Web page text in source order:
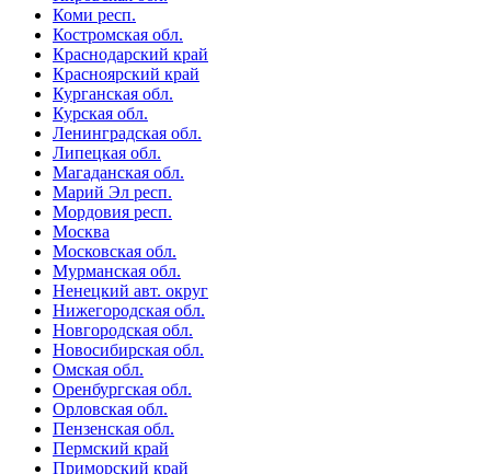
Коми респ.
Костромская обл.
Краснодарский край
Красноярский край
Курганская обл.
Курская обл.
Ленинградская обл.
Липецкая обл.
Магаданская обл.
Марий Эл респ.
Мордовия респ.
Москва
Московская обл.
Мурманская обл.
Ненецкий авт. округ
Нижегородская обл.
Новгородская обл.
Новосибирская обл.
Омская обл.
Оренбургская обл.
Орловская обл.
Пензенская обл.
Пермский край
Приморский край